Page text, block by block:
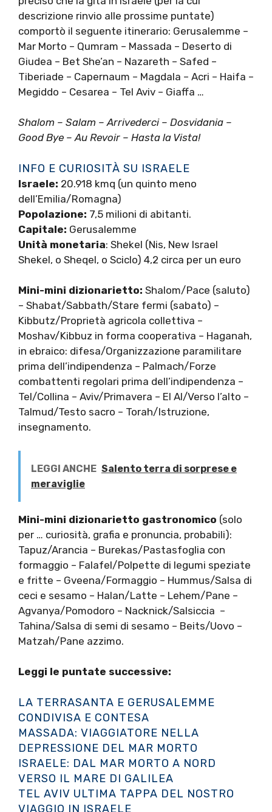
descrizione rinvio alle prossime puntate)
comportò il seguente itinerario: Gerusalemme –
Mar Morto – Qumram – Massada – Deserto di
Giudea – Bet She’an – Nazareth – Safed –
Tiberiade – Capernaum – Magdala – Acri – Haifa –
Megiddo – Cesarea – Tel Aviv – Giaffa …
Shalom – Salam – Arrivederci – Dosvidania –
Good Bye – Au Revoir – Hasta la Vista!
INFO E CURIOSITÀ SU ISRAELE
Israele: 20.918 kmq (un quinto meno
dell’Emilia/Romagna)
Popolazione: 7,5 milioni di abitanti.
Capitale: Gerusalemme
Unità monetaria: Shekel (Nis, New Israel
Shekel, o Sheqel, o Sciclo) 4,2 circa per un euro
Mini-mini dizionarietto: Shalom/Pace (saluto)
– Shabat/Sabbath/Stare fermi (sabato) –
Kibbutz/Proprietà agricola collettiva –
Moshav/Kibbuz in forma cooperativa – Haganah,
in ebraico: difesa/Organizzazione paramilitare
prima dell’indipendenza – Palmach/Forze
combattenti regolari prima dell’indipendenza –
Tel/Collina – Aviv/Primavera – El Al/Verso l’alto –
Talmud/Testo sacro – Torah/Istruzione,
insegnamento.
LEGGI ANCHE Salento terra di sorprese e
meraviglie
Mini-mini dizionarietto gastronomico (solo
per … curiosità, grafia e pronuncia, probabili):
Tapuz/Arancia – Burekas/Pastasfoglia con
formaggio – Falafel/Polpette di legumi speziate
e fritte – Gveena/Formaggio – Hummus/Salsa di
ceci e sesamo – Halan/Latte – Lehem/Pane –
Agvanya/Pomodoro – Nacknick/Salsiccia –
Tahina/Salsa di semi di sesamo – Beits/Uovo –
Matzah/Pane azzimo.
Leggi le puntate successive:
LA TERRASANTA E GERUSALEMME
CONDIVISA E CONTESA
MASSADA: VIAGGIATORE NELLA
DEPRESSIONE DEL MAR MORTO
ISRAELE: DAL MAR MORTO A NORD
VERSO IL MARE DI GALILEA
TEL AVIV ULTIMA TAPPA DEL NOSTRO
VIAGGIO IN ISRAELE